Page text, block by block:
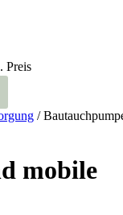
Preis
/
mobile